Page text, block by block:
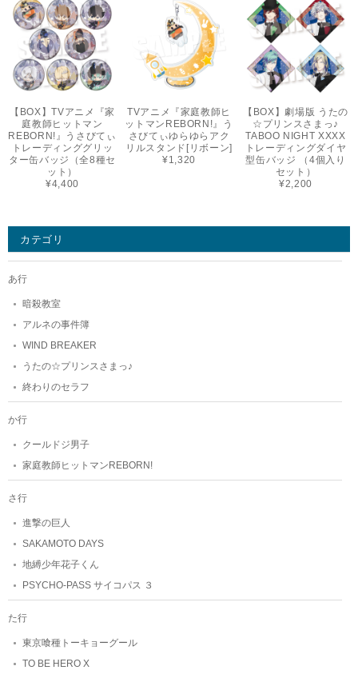
【BOX】TVアニメ『家
庭教師ヒットマン
REBORN!』うさびてぃ
トレーディンググリッ
ター缶バッジ（全8種セ
ット）
¥4,400
TVアニメ『家庭教師ヒ
ットマンREBORN!』う
さびてぃゆらゆらアク
リルスタンド[リボーン]
¥1,320
【BOX】劇場版 うたの
☆プリンスさまっ♪
TABOO NIGHT XXXX
トレーディングダイヤ
型缶バッジ （4個入り
セット）
¥2,200
カテゴリ
あ行
暗殺教室
アルネの事件簿
WIND BREAKER
うたの☆プリンスさまっ♪
終わりのセラフ
か行
クールドジ男子
家庭教師ヒットマンREBORN!
さ行
進撃の巨人
SAKAMOTO DAYS
地縛少年花子くん
PSYCHO-PASS サイコパス ３
た行
東京喰種トーキョーグール
TO BE HERO X